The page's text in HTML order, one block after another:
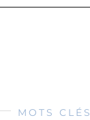
MOTS CLÉS